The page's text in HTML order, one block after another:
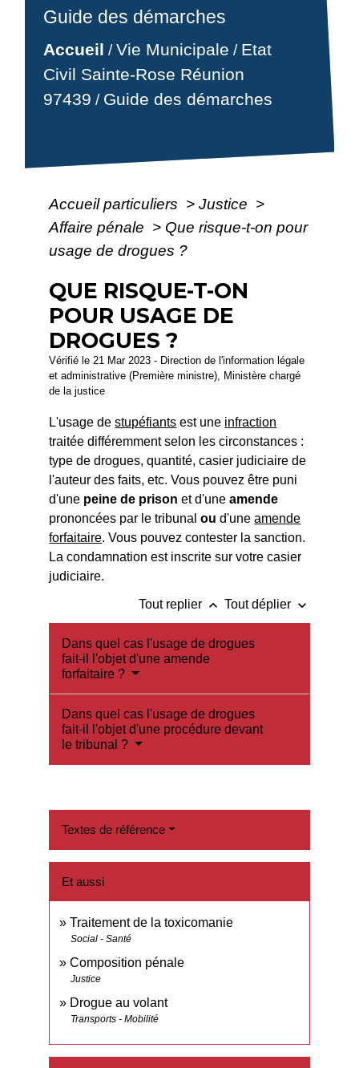
Guide des démarches
Accueil /Vie Municipale / Etat
Civil Sainte-Rose Réunion
97439 / Guide des démarches
Accueil particuliers > Justice >
Affaire pénale > Que risque-t-on pour
usage de drogues ?
QUE RISQUE-T-ON
POUR USAGE DE
DROGUES ?
Vérifié le 21 Mar 2023 - Direction de l'information légale
et administrative (Première ministre), Ministère chargé
de la justice
L'usage destupéfiants est une infraction
traitée différemment selon les circonstances :
type de drogues, quantité, casier judiciaire de
l'auteur des faits, etc. Vous pouvez être puni
d'une peine de prisonet d'uneamende
prononcées par le tribunalou d'uneamende
forfaitaire. Vous pouvez contester la sanction.
La condamnation est inscrite sur votre casier
judiciaire.
Tout replier keyboard_arrow_up Tout déplier keyboard_arrow_down
Dans quel cas l'usage de drogues
fait-il l'objet d'une amende
forfaitaire ?
Dans quel cas l'usage de drogues
fait-il l'objet d'une procédure devant
le tribunal ?
Textes de référence
Et aussi
Traitement de la toxicomanie
Social - Santé
Composition pénale
Justice
Drogue au volant
Transports - Mobilité